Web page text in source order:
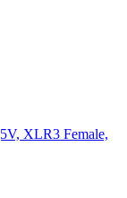
XLR3 Female,